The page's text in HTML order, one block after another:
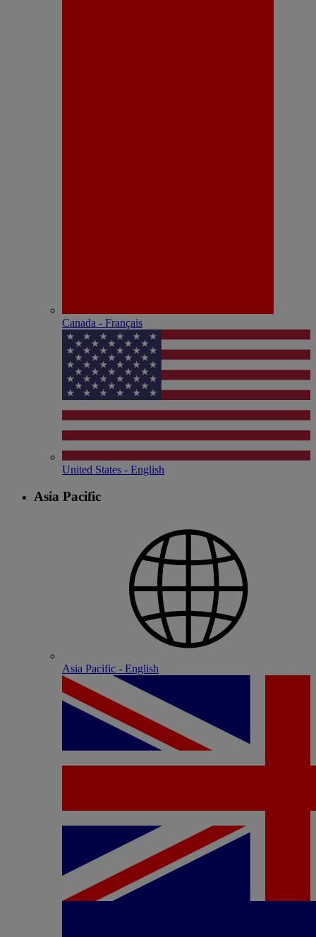
Canada - Français
United States - English
Asia Pacific
Asia Pacific - English